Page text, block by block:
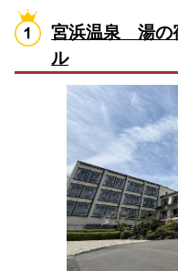
宮浜温泉 湯の
ル